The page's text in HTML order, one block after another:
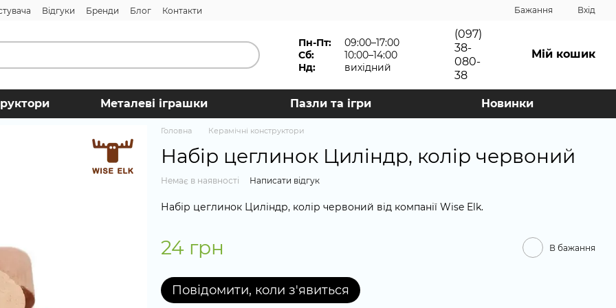
Відгуки Бренди Блог Контакти Бажання Вхід
Пн-Пт:
09:00–17:00
Сб:
10:00–14:00
Нд:
вихідний
(097)
38-
080-
38
Мій кошик
Металеві іграшки Пазли та ігри Новинки
Головна Керамічні конструктори
Набір цеглинок Циліндр, колір червоний
Немає в наявності Написати відгук
Набір цеглинок Циліндр, колір червоний від компанії Wise Elk.
24 грн В бажання
Повідомити, коли з'явиться